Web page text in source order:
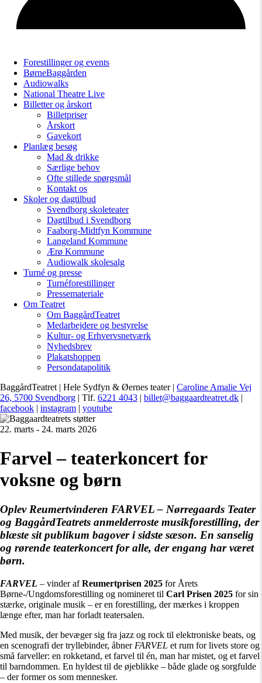
Forestillinger og events
BørneBaggården
Audiowalks
National Theatre Live
Billetter og årskort
Billetpriser
Årskort
Gavekort
Planlæg besøg
Mad & drikke
Særlige behov
Ofte stillede spørgsmål
Kontakt os
Skoler og dagtilbud
Svendborg skoleteater
Dagtilbud i Svendborg
Faaborg-Midtfyn Kommune
Langeland Kommune
Ærø Kommune
Audiowalk skolesalg
Turné og presse
Turnéforestillinger
Pressemateriale
Om Teatret
Om BaggårdTeatret
Medarbejdere og bestyrelse
Kultur- og Erhvervsnetværk
Nyhedsbrev
Plakatshoppen
Persondatapolitik
BaggårdTeatret | Hele Sydfyn & Øernes teater | Caroline Amalie Vej
26, 5700 Svendborg | Tlf. 6221 4043 billet@baggaardteatret.dk
facebook
instagram youtube
22. marts - 24. marts 2026
Farvel – teaterkoncert for
voksne og børn
Oplev Reumertvinderen FARVEL– Nørregaards Teater
og BaggårdTeatrets anmelderroste musikforestilling, der
blæste sit publikum bagover i sidste sæson. En sanselig
og rørende teaterkoncert for alle, der engang har været
børn.
FARVEL – vinder afReumertprisen 2025 for Årets
Børne-/Ungdomsforestilling og nomineret til Carl Prisen 2025 for sin
stærke, originale musik – er en forestilling, der mærkes i kroppen
længe efter, man har forladt teatersalen.
Med musik, der bevæger sig fra jazz og rock til elektroniske beats, og
en scenografi der tryllebinder, åbner FARVEL et rum for livets store og
små farveller: en rokketand, et farvel til én, man har mistet, og et farvel
til barndommen. En hyldest til de øjeblikke – både glade og sorgfulde
– der former os som mennesker.